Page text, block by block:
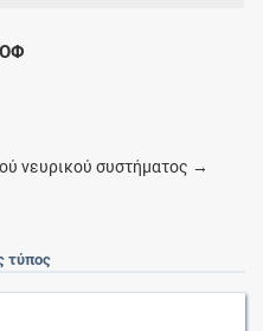
νευρικού συστήματος →
τύπος